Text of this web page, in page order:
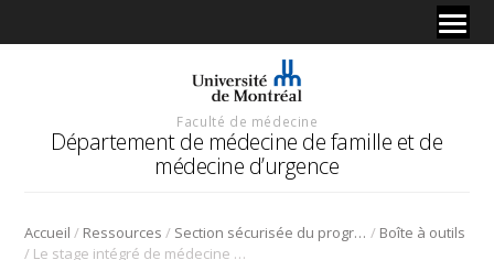
Faculté de médecine
Département de médecine de famille et de
médecine d’urgence
Accueil / Ressources / Section sécurisée du programme de médecine de famille / Boîte à outils
/
Le stage intégré de médecine de famille